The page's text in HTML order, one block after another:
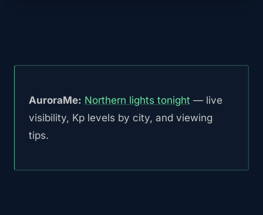
AuroraMe: Northern lights tonight — live
visibility, Kp levels by city, and viewing
tips.